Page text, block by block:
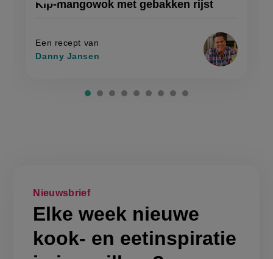
Kip-mangowok met gebakken rijst
met
rijst'
Een recept van
Danny Jansen
recept
mangowok
met
rijst
Nieuwsbrief
Elke week nieuwe
kook- en eetinspiratie